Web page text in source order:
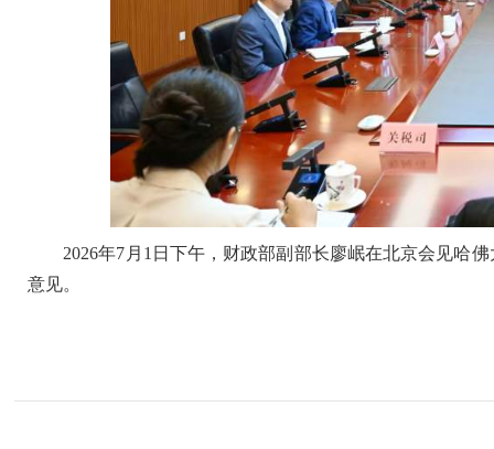
2026年7月1日下午，财政部副部长廖岷在北京会见哈佛
意见。